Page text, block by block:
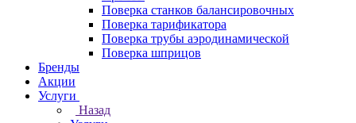
Поверка станков балансировочных
Поверка тарификатора
Поверка трубы аэродинамической
Поверка шприцов
Бренды
Акции
Услуги
Назад